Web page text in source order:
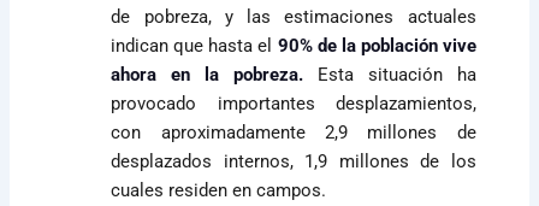
de pobreza, y las estimaciones actuales
indican que hasta el 90% de la población vive
ahora en la pobreza.
Esta situación ha
provocado importantes desplazamientos,
con aproximadamente 2,9 millones de
desplazados internos, 1,9 millones de los
cuales residen en campos.